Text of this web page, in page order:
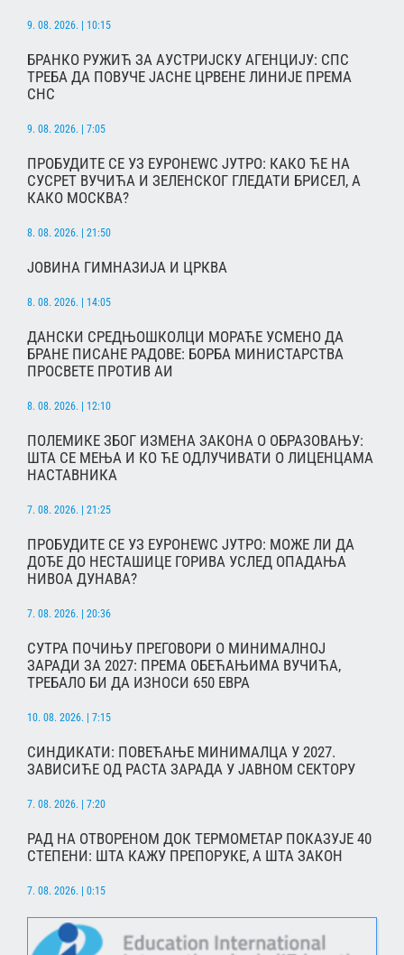
9. 08. 2026. | 10:15
БРАНКО РУЖИЋ ЗА АУСТРИЈСКУ АГЕНЦИЈУ: СПС
ТРЕБА ДА ПОВУЧЕ ЈАСНЕ ЦРВЕНЕ ЛИНИЈЕ ПРЕМА
СНС
9. 08. 2026. | 7:05
ПРОБУДИТЕ СЕ УЗ ЕУРОНЕWС ЈУТРО: КАКО ЋЕ НА
СУСРЕТ ВУЧИЋА И ЗЕЛЕНСКОГ ГЛЕДАТИ БРИСЕЛ, А
КАКО МОСКВА?
8. 08. 2026. | 21:50
ЈОВИНА ГИМНАЗИЈА И ЦРКВА
8. 08. 2026. | 14:05
ДАНСКИ СРЕДЊОШКОЛЦИ МОРАЋЕ УСМЕНО ДА
БРАНЕ ПИСАНЕ РАДОВЕ: БОРБА МИНИСТАРСТВА
ПРОСВЕТЕ ПРОТИВ АИ
8. 08. 2026. | 12:10
ПОЛЕМИКЕ ЗБОГ ИЗМЕНА ЗАКОНА О ОБРАЗОВАЊУ:
ШТА СЕ МЕЊА И КО ЋЕ ОДЛУЧИВАТИ О ЛИЦЕНЦАМА
НАСТАВНИКА
7. 08. 2026. | 21:25
ПРОБУДИТЕ СЕ УЗ ЕУРОНЕWС ЈУТРО: МОЖЕ ЛИ ДА
ДОЂЕ ДО НЕСТАШИЦЕ ГОРИВА УСЛЕД ОПАДАЊА
НИВОА ДУНАВА?
7. 08. 2026. | 20:36
СУТРА ПОЧИЊУ ПРЕГОВОРИ О МИНИМАЛНОЈ
ЗАРАДИ ЗА 2027: ПРЕМА ОБЕЋАЊИМА ВУЧИЋА,
ТРЕБАЛО БИ ДА ИЗНОСИ 650 ЕВРА
10. 08. 2026. | 7:15
СИНДИКАТИ: ПОВЕЋАЊЕ МИНИМАЛЦА У 2027.
ЗАВИСИЋЕ ОД РАСТА ЗАРАДА У ЈАВНОМ СЕКТОРУ
7. 08. 2026. | 7:20
РАД НА ОТВОРЕНОМ ДОК ТЕРМОМЕТАР ПОКАЗУЈЕ 40
СТЕПЕНИ: ШТА КАЖУ ПРЕПОРУКЕ, А ШТА ЗАКОН
7. 08. 2026. | 0:15